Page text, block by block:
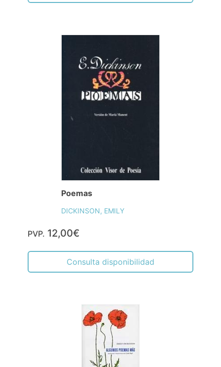
Poemas
DICKINSON, EMILY
PVP. 12,00€
Consulta disponibilidad